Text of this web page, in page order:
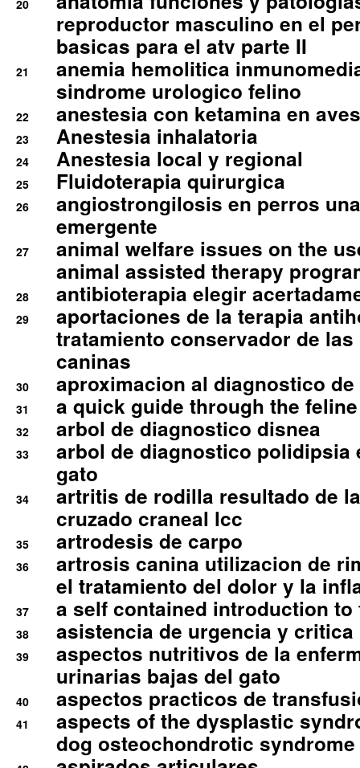
20
reproductor masculino en el
basicas para el atv parte II
21
anemia hemolitica
sindrome urologico felino
22 anestesia con ketamina en
23 Anestesia inhalatoria
24 Anestesia local y regional
25 Fluidoterapia quirurgica
26
angiostrongilosis en perros
emergente
27
animal welfare issues on the
animal assisted therapy
28 antibioterapia elegir
29
aportaciones de la terapia
tratamiento conservador de
caninas
30 aproximacion al diagnostico
31 a quick guide through the
32 arbol de diagnostico disnea
33
arbol de diagnostico polidipsia
gato
34
artritis de rodilla resultado de
cruzado craneal lcc
35 artrodesis de carpo
36
artrosis canina utilizacion de
el tratamiento del dolor y la
37 a self contained introduction
38 asistencia de urgencia y
39
aspectos nutritivos de la
urinarias bajas del gato
40 aspectos practicos de
41
aspects of the dysplastic
dog osteochondrotic syndrome